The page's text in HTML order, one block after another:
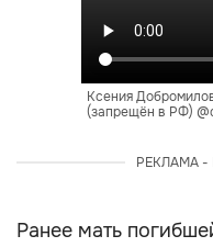
Ксения
(запрещён в РФ)
РЕКЛАМА
Ранее мать